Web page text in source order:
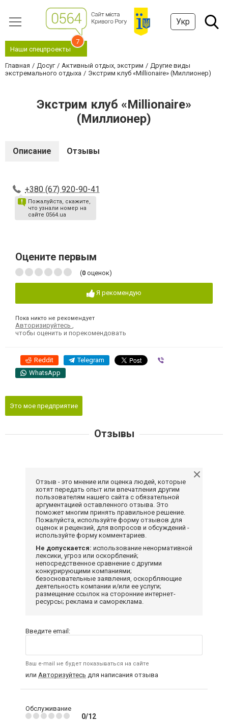
Укр
Наши спецпроекты
7
Главная Досуг Активный отдых, экстрим
Другие виды
экстремального отдыха
Экстрим клуб «Millionaire» (Миллионер)
Экстрим клуб «Millionaire»
(Миллионер)
Описание Отзывы
+380 (67) 920-90-41
Пожалуйста, скажите,
что узнали номер на
сайте 0564.ua
Оцените первым
(0 оценок)
Я рекомендую
Пока никто не рекомендует
Авторизируйтесь
чтобы оценить и порекомендовать
Reddit Telegram
WhatsApp
Это мое предприятие
Отзывы
Отзыв - это мнение или оценка людей, которые
хотят передать опыт или впечатления другим
пользователям нашего сайта с обязательной
аргументацией оставленного отзыва. Это
поможет многим принять правильное решение.
Пожалуйста, используйте форму отзывов для
оценок и рецензий, для вопросов и обсуждений -
используйте форму комментариев.
Не допускается: использование ненормативной
лексики, угроз или оскорблений;
непосредственное сравнение с другими
конкурирующими компаниями;
безосновательные заявления, оскорбляющие
деятельность компании и/или ее услуги;
размещение ссылок на сторонние интернет-
ресурсы; реклама и самореклама.
Введите email:
Ваш e-mail не будет показываться на сайте
или Авторизуйтесь для написания отзыва
Обслуживание
0/12